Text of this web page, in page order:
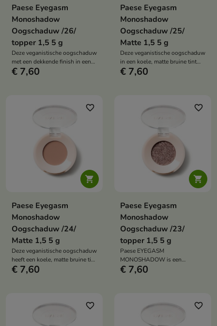
Paese Eyegasm
Monoshadow
Oogschaduw /26/
topper 1,5 5 g
Deze veganistische oogschaduw
met een dekkende finish in een
koele bruine tint met een vleugje
verlicht perfect het midden van
het ooglid.
€ 7,60
Paese Eyegasm
Monoshadow
Oogschaduw /25/
Matte 1,5 5 g
Deze veganistische oogschaduw
in een koele, matte bruine tint
met een vleugje paars is
en het donkerder maken van de
wimperlijn.
€ 7,60

favorite_border
Paese Eyegasm
Monoshadow
Oogschaduw /24/
Matte 1,5 5 g
Deze veganistische oogschaduw
heeft een koele, matte bruine tint
met een vleugje paars. Hij bevat
van de wimperlijn.
€ 7,60

favorite_border
Paese Eyegasm
Monoshadow
Oogschaduw /23/
topper 1,5 5 g
Paese EYEGASM
MONOSHADOW is een
veganistische oogschaduw met
collectie tinten stelt je in staat
om zowel subtiele make-up
€ 7,60
favorite_border favorite_border